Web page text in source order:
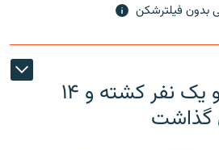
بدون فیلترشکن
تیراندازی در تورنتو یک نفر کشته و ۱۴
گذاشت